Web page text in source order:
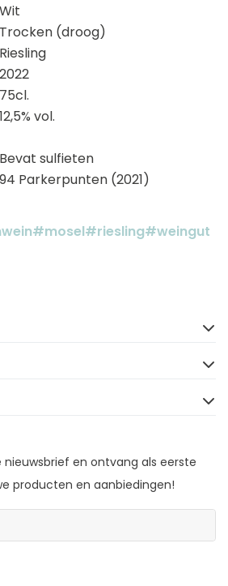
Wit
Trocken (droog)
Riesling
2022
75cl.
12,5% vol.
Bevat sulfieten
94 Parkerpunten (2021)
#mosel#riesling#weingut
nieuwsbrief en ontvang als eerste
producten en aanbiedingen!